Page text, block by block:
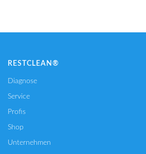
RESTCLEAN®
Diagnose
Service
Profis
Shop
Unternehmen